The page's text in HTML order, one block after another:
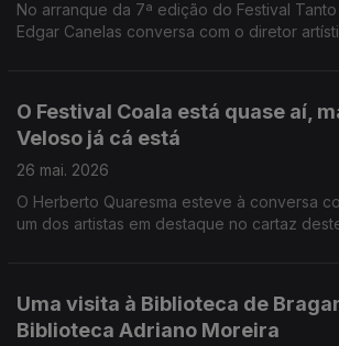
No arranque da 7ª edição do Festival
Edgar Canelas conversa com o diretor
O Festival Coala está quase aí,
Veloso já cá está
26 mai. 2026
O Herberto Quaresma esteve à conversa
um dos artistas em destaque no cartaz
Uma visita à Biblioteca de
Biblioteca Adriano Moreira